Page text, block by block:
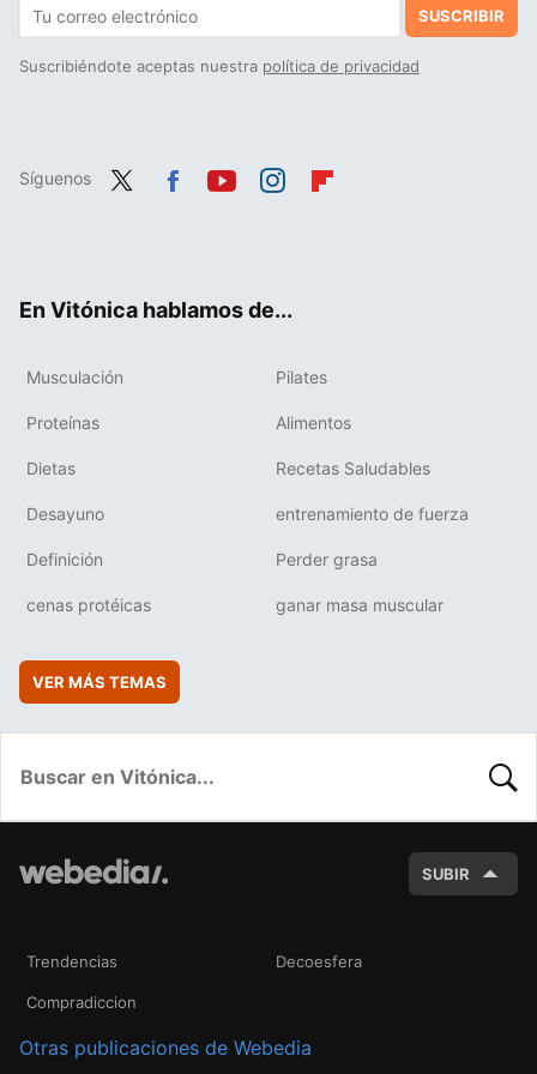
SUSCRIBIR
Suscribiéndote aceptas nuestra política de privacidad
Síguenos
En Vitónica hablamos de...
Musculación Pilates
Proteínas Alimentos
Dietas Recetas Saludables
Desayuno entrenamiento de fuerza
Definición Perder grasa
cenas protéicas ganar masa muscular
VER MÁS TEMAS
SUBIR
Trendencias Decoesfera
Compradiccion
Otras publicaciones de Webedia